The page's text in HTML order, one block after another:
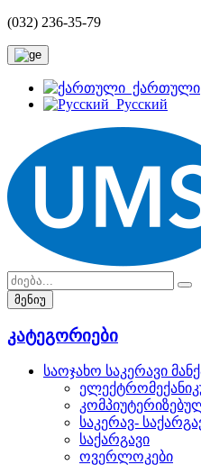
(032) 236-35-79
ქართული
Русский
მენიუ
კატეგორიები
საოჯახო საკერავი
საკერავ-
საქარგავი
ოვერლოკები